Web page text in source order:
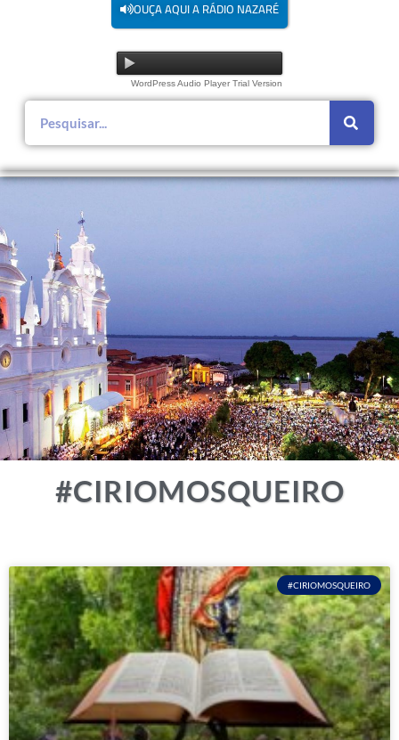
OUÇA AQUI A RÁDIO NAZARÉ
WordPress Audio Player Trial Version
#CIRIOMOSQUEIRO
#CIRIOMOSQUEIRO